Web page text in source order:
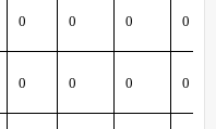
0 0 0 0
0 0 0 0